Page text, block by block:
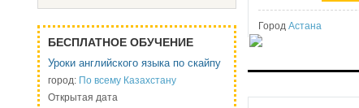
БЕСПЛАТНОЕ ОБУЧЕНИЕ
Уроки английского языка по скайпу
город: По всему Казахстану
Открытая дата
Город Астана